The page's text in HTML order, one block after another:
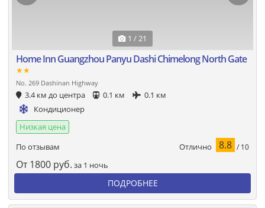
1 / 21
Home Inn Guangzhou Panyu Dashi Chimelong North Gate
★★
No. 269 Dashinan Highway
3.4 км до центра 0.1 км
0.1 км
Кондиционер
Низкая цена
По отзывам
Отлично 8.8 / 10
От 1800 руб. за 1 ночь
ПОДРОБНЕЕ